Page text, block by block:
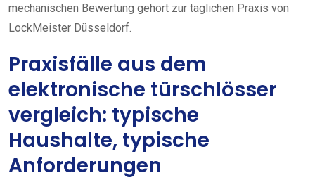
mechanischen Bewertung gehört zur täglichen Praxis von
LockMeister Düsseldorf.
Praxisfälle aus dem
elektronische türschlösser
vergleich: typische
Haushalte, typische
Anforderungen